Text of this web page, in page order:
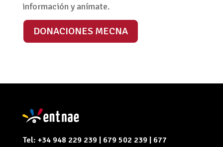
información y anímate.
DONACIONES MECNA
Tel: +34 948 229 239 | 679 502 239 | 677